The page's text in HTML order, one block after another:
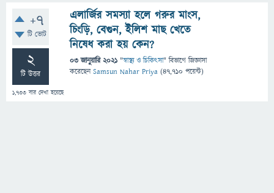
+7
টি ভোট
2
টি উত্তর
1,733 বার দেখা হয়েছে
এলার্জির সমস্যা হলে গরুর মাংস,
চিংড়ি, বেগুন, ইলিশ মাছ খেতে
নিষেধ করা হয় কেন?
03 জানুয়ারি 2021 "স্বাস্থ্য ও চিকিৎসা" বিভাগে জিজ্ঞাসা
করেছেনSamsun Nahar Priya (47,710 পয়েন্ট)